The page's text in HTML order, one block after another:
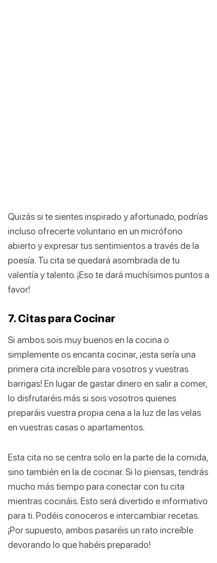
Quizás si te sientes inspirado y afortunado, podrías
incluso ofrecerte voluntario en un micrófono
abierto y expresar tus sentimientos a través de la
poesía. Tu cita se quedará asombrada de tu
valentía y talento. ¡Eso te dará muchísimos puntos a
favor!
7. Citas para Cocinar
Si ambos sois muy buenos en la cocina o
simplemente os encanta cocinar, ¡esta sería una
primera cita increíble para vosotros y vuestras
barrigas! En lugar de gastar dinero en salir a comer,
lo disfrutaréis más si sois vosotros quienes
preparáis vuestra propia cena a la luz de las velas
en vuestras casas o apartamentos.
Esta cita no se centra solo en la parte de la comida,
sino también en la de cocinar. Si lo piensas, tendrás
mucho más tiempo para conectar con tu cita
mientras cocináis. Esto será divertido e informativo
para ti. Podéis conoceros e intercambiar recetas.
¡Por supuesto, ambos pasaréis un rato increíble
devorando lo que habéis preparado!